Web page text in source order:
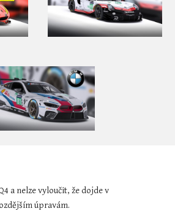
a nelze vyloučit, že dojde v
úpravám.